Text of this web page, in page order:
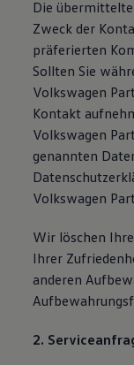
Über Ihr
Magazin
Pannen-
Die
Zweck der
präferierten
Sollten Sie
Volkswagen
Kontakt
Volkswagen
genannten
Volkswagen
Wir löschen
Ihrer
anderen
2.